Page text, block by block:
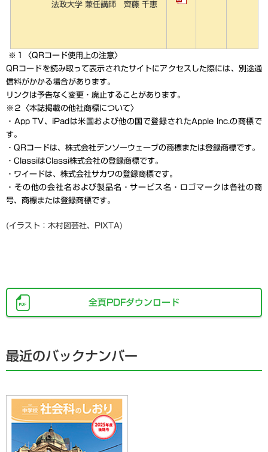
法政大学 兼任講師 齊藤 千恵
※１〈QRコード使用上の注意〉
QRコードを読み取って表示されたサイトにアクセスした際には、別途通
信料がかかる場合があります。
リンクは予告なく変更・廃止することがあります。
※２〈本誌掲載の他社商標について〉
・App TV、iPadは米国および他の国で登録されたApple Inc.の商標で
す。
・ QRコードは、株式会社デンソーウェーブの商標または登録商標です。
・ClassiはClassi株式会社の登録商標です。
・ワイードは、株式会社サカワの登録商標です。
・その他の会社名および製品名・サービス名・ロゴマークは各社の商
号、商標または登録商標です。
(イラスト：木村図芸社、PIXTA)
全頁PDFダウンロード
最近のバックナンバー